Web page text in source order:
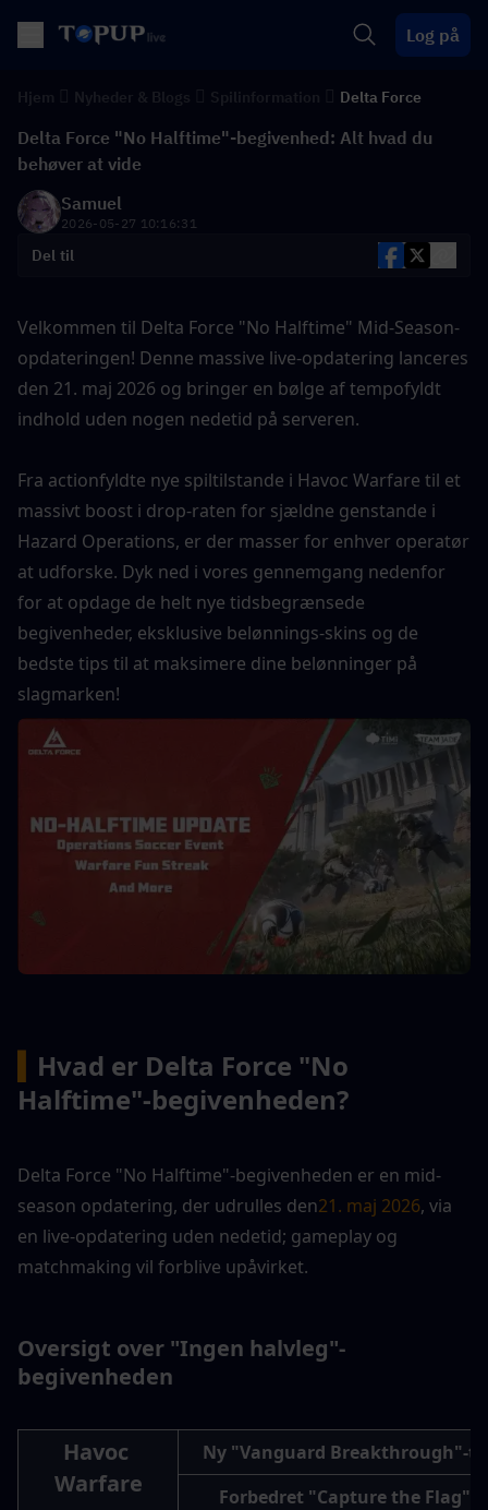
Log på
Delta Force
Delta Force "No Halftime"-begivenhed: Alt hvad du
behøver at vide
Samuel
2026-05-27 10:16:31
Del til
Velkommen til Delta Force "No Halftime" Mid-Season-
opdateringen! Denne massive live-opdatering lanceres
den 21. maj 2026 og bringer en bølge af tempofyldt
indhold uden nogen nedetid på serveren.
Fra actionfyldte nye spiltilstande i Havoc Warfare til et
massivt boost i drop-raten for sjældne genstande i
Hazard Operations, er der masser for enhver operatør
at udforske. Dyk ned i vores gennemgang nedenfor
for at opdage de helt nye tidsbegrænsede
begivenheder, eksklusive belønnings-skins og de
bedste tips til at maksimere dine belønninger på
slagmarken!
Hvad er Delta Force "No
Halftime"-begivenheden?
Delta Force "No Halftime"-begivenheden er en mid-
season opdatering, der udrulles den21. maj 2026, via
en live-opdatering uden nedetid; gameplay og
matchmaking vil forblive upåvirket.
Oversigt over "Ingen halvleg"-
begivenheden
Havoc
Warfare
Ny "Vanguard Breakthrough"-
Forbedret "Capture the Flag"